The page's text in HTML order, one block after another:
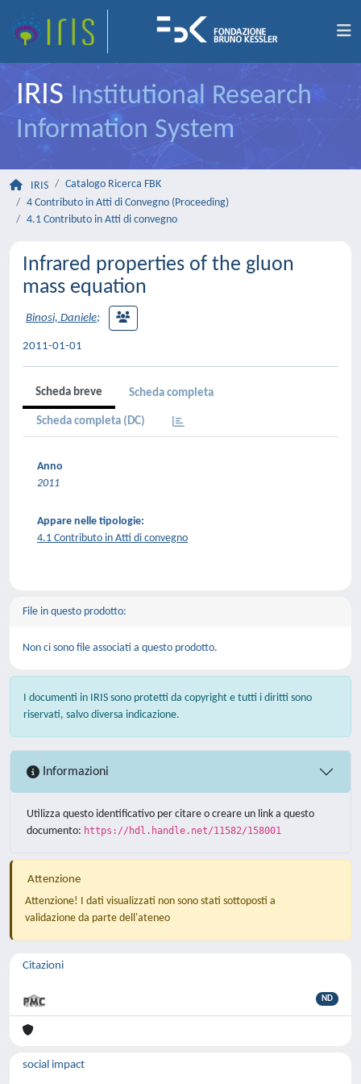
IRIS Institutional Research
Information System
IRIS
Catalogo Ricerca FBK
4 Contributo in Atti di Convegno (Proceeding)
4.1 Contributo in Atti di convegno
Infrared properties of the gluon
mass equation
Binosi, Daniele;
2011-01-01
Scheda breve Scheda completa
Scheda completa (DC)
Anno
2011
Appare nelle tipologie:
4.1 Contributo in Atti di convegno
File in questo prodotto:
Non ci sono file associati a questo prodotto.
I documenti in IRIS sono protetti da copyright e tutti i diritti sono
riservati, salvo diversa indicazione.
Informazioni
Utilizza questo identificativo per citare o creare un link a questo
documento: https://hdl.handle.net/11582/158001
Attenzione
Attenzione! I dati visualizzati non sono stati sottoposti a
validazione da parte dell'ateneo
Citazioni
ND
social impact